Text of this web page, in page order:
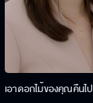
เอาดอกไม้ของคุณคืนไป